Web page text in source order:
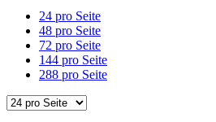
24 pro Seite
48 pro Seite
72 pro Seite
144 pro Seite
288 pro Seite